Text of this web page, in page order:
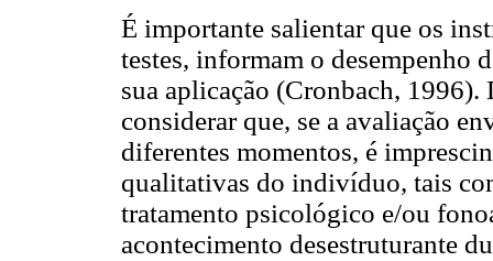
É importante salientar que os
testes, informam o desempenho
sua aplicação (Cronbach,
considerar que, se a avaliação
diferentes momentos, é
qualitativas do indivíduo, tais
tratamento psicológico e/ou
acontecimento desestruturante